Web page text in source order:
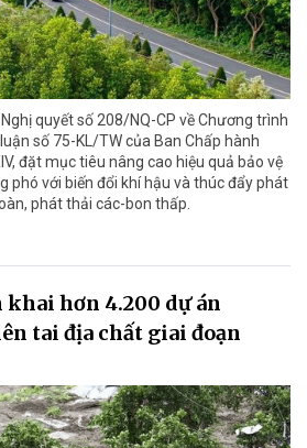
quyết số 208/NQ-CP về Chương trình
số 75-KL/TW của Ban Chấp hành
đặt mục tiêu nâng cao hiệu quả bảo vệ
phó với biến đổi khí hậu và thúc đẩy phát
phát thải các-bon thấp.
hơn 4.200 dự án
tai địa chất giai đoạn